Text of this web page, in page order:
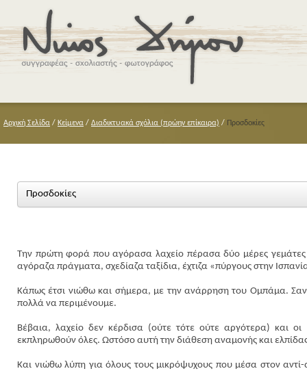
Αρχική Σελίδα / Κείμενα / Διαδικτυακά σχόλια (πρώην επίκαιρα) / Προσδοκίες
Προσδοκίες
Την πρώτη φορά που αγόρασα λαχείο πέρασα δύο μέρες γεμάτες
αγόραζα πράγματα, σχεδίαζα ταξίδια, έχτιζα «πύργους στην
Κάπως έτσι νιώθω και σήμερα, με την ανάρρηση του Ομπάμα.
πολλά να περιμένουμε.
Βέβαια, λαχείο δεν κέρδισα (ούτε τότε ούτε αργότερα) και
εκπληρωθούν όλες. Ωστόσο αυτή την διάθεση αναμονής και
Και νιώθω λύπη για όλους τους μικρόψυχους που μέσα στον